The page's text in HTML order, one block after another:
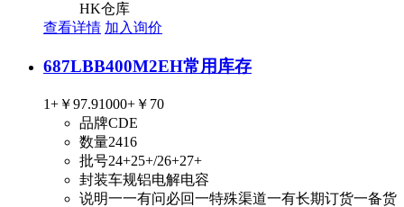
HK仓库
查看详情 加入询价
687LBB400M2EH常用库存
1+ ￥97.91000+ ￥70
品牌CDE
数量2416
批号24+25+/26+27+
封装车规铝电解电容
说明一一有问必回一特殊渠道一有长期订货一备货